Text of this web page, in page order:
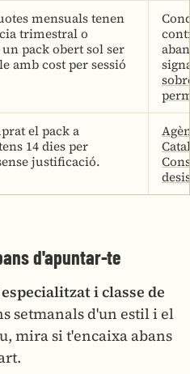
mensuals tenen
trimestral o
pack obert sol ser
amb cost per sessió
el pack a
14 dies per
justificació.
d'apuntar-te
i classe de
setmanals d'un estil i el
mira si t'encaixa abans